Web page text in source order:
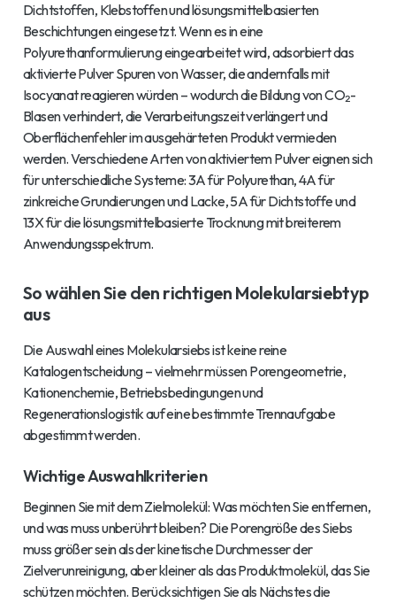
Dichtstoffen, Klebstoffen und lösungsmittelbasierten
Beschichtungen eingesetzt. Wenn es in eine
Polyurethanformulierung eingearbeitet wird, adsorbiert das
aktivierte Pulver Spuren von Wasser, die andernfalls mit
Isocyanat reagieren würden – wodurch die Bildung von CO₂-
Blasen verhindert, die Verarbeitungszeit verlängert und
Oberflächenfehler im ausgehärteten Produkt vermieden
werden. Verschiedene Arten von aktiviertem Pulver eignen sich
für unterschiedliche Systeme: 3A für Polyurethan, 4A für
zinkreiche Grundierungen und Lacke, 5A für Dichtstoffe und
13X für die lösungsmittelbasierte Trocknung mit breiterem
Anwendungsspektrum.
So wählen Sie den richtigen Molekularsiebtyp
aus
Die Auswahl eines Molekularsiebs ist keine reine
Katalogentscheidung – vielmehr müssen Porengeometrie,
Kationenchemie, Betriebsbedingungen und
Regenerationslogistik auf eine bestimmte Trennaufgabe
abgestimmt werden.
Wichtige Auswahlkriterien
Beginnen Sie mit dem Zielmolekül: Was möchten Sie entfernen,
und was muss unberührt bleiben? Die Porengröße des Siebs
muss größer sein als der kinetische Durchmesser der
Zielverunreinigung, aber kleiner als das Produktmolekül, das Sie
schützen möchten. Berücksichtigen Sie als Nächstes die